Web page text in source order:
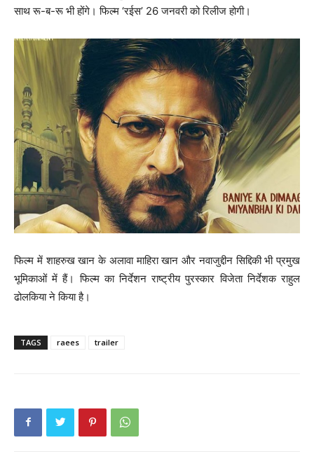
साथ रू-ब-रू भी होंगे। फिल्म ‘रईस’ 26 जनवरी को रिलीज होगी।
फिल्म में शाहरुख खान के अलावा माहिरा खान और नवाजुद्दीन सिद्दिकी भी प्रमुख
भूमिकाओं में हैं। फिल्म का निर्देशन राष्ट्रीय पुरस्कार विजेता निर्देशक राहुल
ढोलकिया ने किया है।
TAGS raees trailer